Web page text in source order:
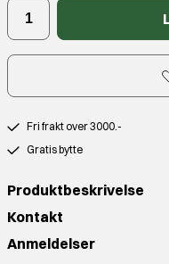
Fri frakt over 3000.-
Gratis bytte
Produktbeskrivelse
Kontakt
Anmeldelser